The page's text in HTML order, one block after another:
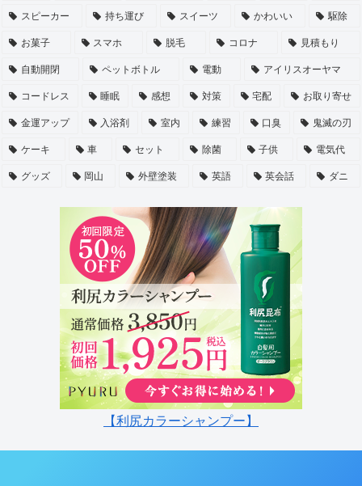
スピーカー 持ち運び スイーツ かわいい 駆除
お菓子 スマホ 脱毛 コロナ 見積もり
自動開閉 ペットボトル 電動 アイリスオーヤマ
コードレス 睡眠 感想 対策 宅配 お取り寄せ
金運アップ 入浴剤 室内 練習 口臭 鬼滅の刃
ケーキ 車 セット 除菌 子供 電気代
グッズ 岡山 外壁塗装 英語 英会話 ダニ
【利尻カラーシャンプー】